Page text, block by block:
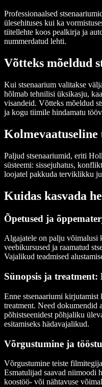
Professionaalsed
ülesehituses kui ka
tiitellehte koos pealkirja ja
nummerdatud lehti.
Võtteks mõeldud
Kui stsenaarium valitakse
hõlmab tehnilisi üksikasju,
visandeid. Võtteks mõeldud
ja kogu tiimile hindamatu
Kolmevaatuseline
Paljud stsenaariumid, eriti
süsteemi: sissejuhatus,
loojatel pakkuda terviklikku
Kuidas kasvada
Õpetused ja
Algajatele on palju võimalusi
veebikursused ja raamatud
Vajalikud teadmised
Sünopsis ja
Enne stsenaariumi kirjutamist
treatment. Need dokumendid
põhistseenidest põhjaliku
esitamiseks hädavajalikud.
Võrgustumine ja
Võrgustumine teiste
Esmatulijad saavad niimoodi
koostöö- või nähtavuse